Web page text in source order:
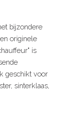
bijzondere
originele
is
geschikt voor
sinterklaas,